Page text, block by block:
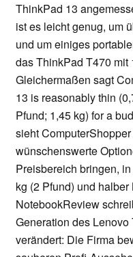
ThinkPad 13
ist es leicht genug, um
und um einiges
das ThinkPad T470 mit
Gleichermaßen sagt
13 is reasonably thin
Pfund; 1,45 kg) for a
sieht
wünschenswerte
Preisbereich bringen,
kg (2 Pfund) und
NotebookReview
Generation des
verändert: Die Firma